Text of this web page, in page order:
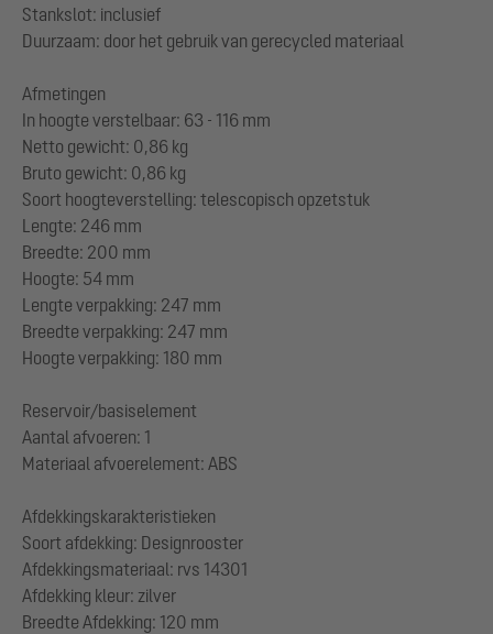
Stankslot: inclusief
Duurzaam: door het gebruik van gerecycled materiaal
Afmetingen
In hoogte verstelbaar: 63 - 116 mm
Netto gewicht: 0,86 kg
Bruto gewicht: 0,86 kg
Soort hoogteverstelling: telescopisch opzetstuk
Lengte: 246 mm
Breedte: 200 mm
Hoogte: 54 mm
Lengte verpakking: 247 mm
Breedte verpakking: 247 mm
Hoogte verpakking: 180 mm
Reservoir/basiselement
Aantal afvoeren: 1
Materiaal afvoerelement: ABS
Afdekkingskarakteristieken
Soort afdekking: Designrooster
Afdekkingsmateriaal: rvs 14301
Afdekking kleur: zilver
Breedte Afdekking: 120 mm